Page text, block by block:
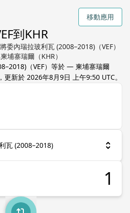
移動應用
到KHR
委內瑞拉玻利瓦 (2008–2018)（VEF）
埔寨瑞爾（KHR）
（VEF）等於 — 柬埔寨瑞爾
更新於 2026年8月9日 上午9:50 UTC。
瓦 (2008–2018)